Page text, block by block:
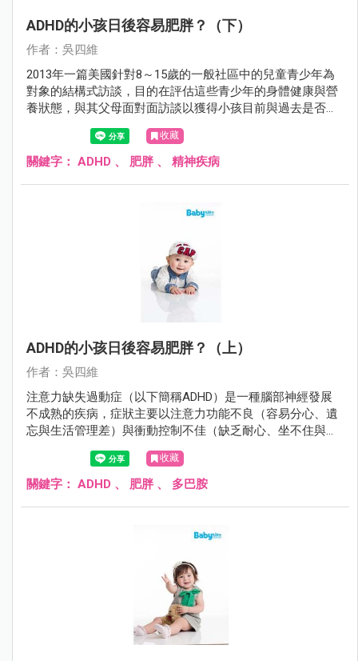
ADHD的小孩日後容易肥胖？（下）
作者：吳四維
2013年一篇美國針對8～15歲的一般社區中的兒童青少年為
對象的結構式訪談，目的在評估這些青少年的身體健康與營
養狀態，與其父母面對面訪談以獲得小孩目前與過去是否有
ADHD、目前是否有使用藥物來治療ADHD等資料，發現這些
完成評估的3050個8～15歲兒童青少年中：
收藏
關鍵字： ADHD 、 肥胖、 精神疾病
ADHD的小孩日後容易肥胖？（上）
作者：吳四維
注意力缺失過動症（以下簡稱ADHD）是一種腦部神經發展
不成熟的疾病，症狀主要以注意力功能不良（容易分心、遺
忘與生活管理差）與衝動控制不佳（缺乏耐心、坐不住與控
制不住行為）來表現，若未經治療常嚴重且長期影響小孩未
來的學習成就、人際關係與人格發展。患者通常自學齡前就
開始現症狀，且有40％的患者症狀會持續到成人，儘早提供
收藏
關鍵字： ADHD 、 肥胖、 多巴胺